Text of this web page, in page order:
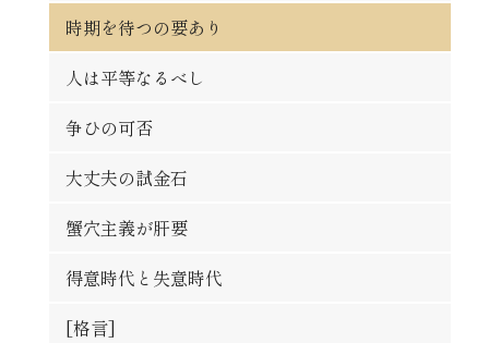
時期を待つの要あり
人は平等なるべし
争ひの可否
大丈夫の試金石
蟹穴主義が肝要
得意時代と失意時代
[格言]